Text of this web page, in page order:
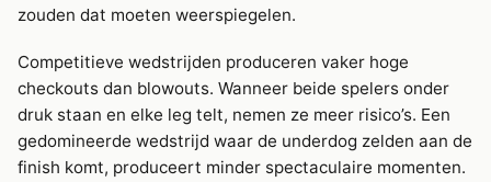
zouden dat moeten weerspiegelen.
Competitieve wedstrijden produceren vaker hoge
checkouts dan blowouts. Wanneer beide spelers onder
druk staan en elke leg telt, nemen ze meer risico’s. Een
gedomineerde wedstrijd waar de underdog zelden aan de
finish komt, produceert minder spectaculaire momenten.